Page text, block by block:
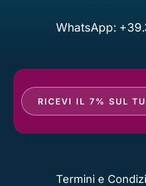
WhatsApp:
RICEVI IL 7% SUL
Termini e